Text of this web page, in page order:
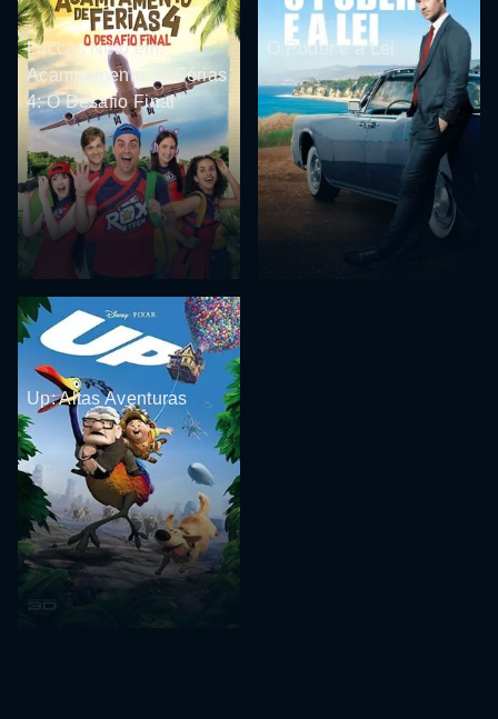
Luccas Neto em:
Acampamento de Férias
4: O Desafio Final
O Poder e a Lei
Up: Altas Aventuras